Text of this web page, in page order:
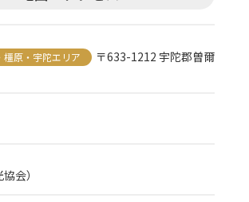
橿原・宇陀エリア
〒633-1212 宇陀郡曽爾
会）